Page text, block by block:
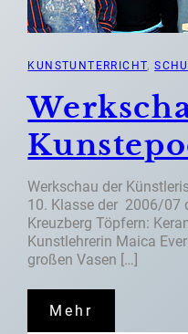
KUNSTUNTERRICHT,
Werkschau der
10. Klasse der 2006/07
Kreuzberg Töpfern:
Kunstlehrerin Maica
großen Vasen […]
Mehr